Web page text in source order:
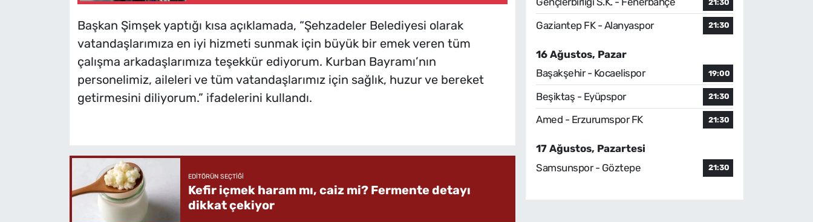
Başkan Şimşek yaptığı kısa açıklamada, “Şehzadeler Belediyesi olarak
vatandaşlarımıza en iyi hizmeti sunmak için büyük bir emek veren tüm
çalışma arkadaşlarımıza teşekkür ediyorum. Kurban Bayramı’nın
personelimiz, aileleri ve tüm vatandaşlarımız için sağlık, huzur ve bereket
getirmesini diliyorum.” ifadelerini kullandı.
EDITÖRÜN SEÇTIĞI
Kefir içmek haram mı, caiz mi? Fermente detayı
dikkat çekiyor
21:30
Gaziantep FK - Alanyaspor 21:30
16 Ağustos, Pazar
Başakşehir - Kocaelispor
19:00
Beşiktaş - Eyüpspor 21:30
Amed - Erzurumspor FK 21:30
17 Ağustos, Pazartesi
Samsunspor - Göztepe
21:30